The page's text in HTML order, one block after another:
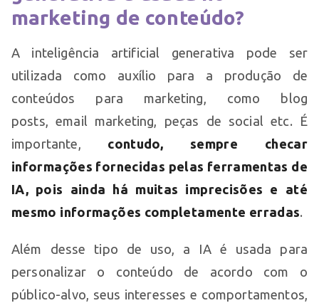
marketing de conteúdo?
A inteligência artificial generativa pode ser
utilizada como auxílio para a produção de
conteúdos para marketing, como blog
posts, email marketing, peças de social etc. É
importante, contudo, sempre checar
informações fornecidas pelas ferramentas de
IA, pois ainda há muitas imprecisões e até
mesmo informações completamente erradas.
Além desse tipo de uso, a IA é usada para
personalizar o conteúdo de acordo com o
público-alvo, seus interesses e comportamentos,